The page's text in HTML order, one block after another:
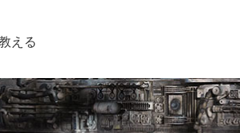
える